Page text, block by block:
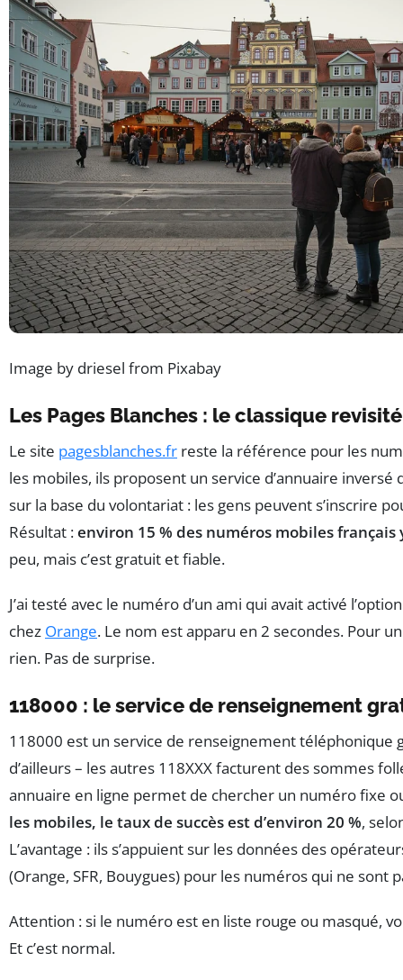
Image by driesel from Pixabay
Les Pages Blanches : le classique revisité
Le site pagesblanches.fr reste la référence pour les
les mobiles, ils proposent un service d’annuaire inversé
sur la base du volontariat : les gens peuvent s’inscrire
Résultat :environ 15 % des numéros mobiles français
peu, mais c’est gratuit et fiable.
J’ai testé avec le numéro d’un ami qui avait activé
chez Orange. Le nom est apparu en 2 secondes. Pour
rien. Pas de surprise.
118000 : le service de renseignement
118000 est un service de renseignement téléphonique
d’ailleurs – les autres 118XXX facturent des sommes
annuaire en ligne permet de chercher un numéro fixe
les mobiles, le taux de succès est d’environ 20 %,
L’avantage : ils s’appuient sur les données des
(Orange, SFR, Bouygues) pour les numéros qui ne sont
Attention : si le numéro est en liste rouge ou masqué,
Et c’est normal.